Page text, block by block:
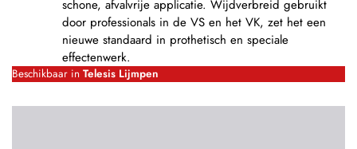
schone, afvalvrije applicatie. Wijdverbreid gebruikt
door professionals in de VS en het VK, zet het een
nieuwe standaard in prothetisch en speciale
effectenwerk.
Beschikbaar in Telesis Lijmpen